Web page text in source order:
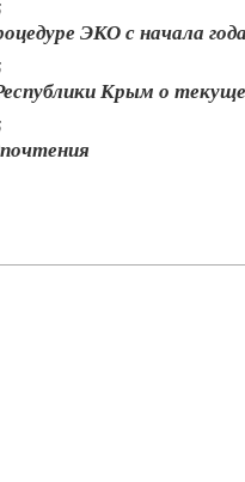
ЭКО с начала
Крым о